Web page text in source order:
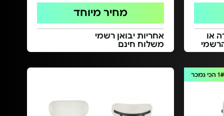
או
מחיר מיוחד
אחריות יבואן רשמי
משלוח חינם
הכי נמכר